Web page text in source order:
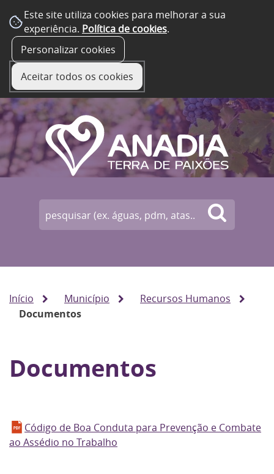
Este site utiliza cookies para melhorar a sua
experiência. Política de cookies.
Personalizar cookies
Aceitar todos os cookies
Início Município
Recursos Humanos
Documentos
Documentos
Código de Boa Conduta para Prevenção e Combate
ao Assédio no Trabalho